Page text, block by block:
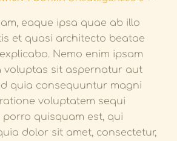
eaque ipsa quae ab illo
et quasi architecto beatae
Nemo enim ipsam
voluptas sit aspernatur aut
quia consequuntur magni
voluptatem sequi
porro quisquam est, qui
dolor sit amet, consectetur,